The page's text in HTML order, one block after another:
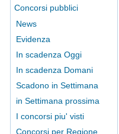
Concorsi pubblici
News
Evidenza
In scadenza Oggi
In scadenza Domani
Scadono in Settimana
in Settimana prossima
I concorsi piu' visti
Concorsi per Regione